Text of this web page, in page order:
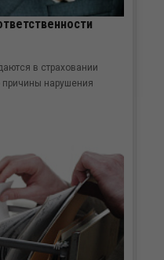
в страховании
причины нарушения